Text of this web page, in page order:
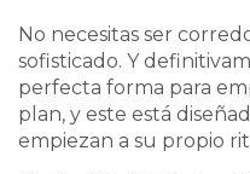
No necesitas ser
sofisticado. Y
perfecta forma para
plan, y este está
empiezan a su propio